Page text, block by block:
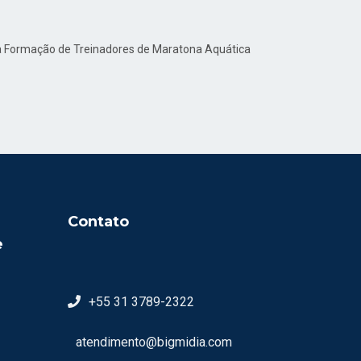
de Treinadores de Maratona Aquática
Contato
+55 31 3789-2322
atendimento@bigmidia.com